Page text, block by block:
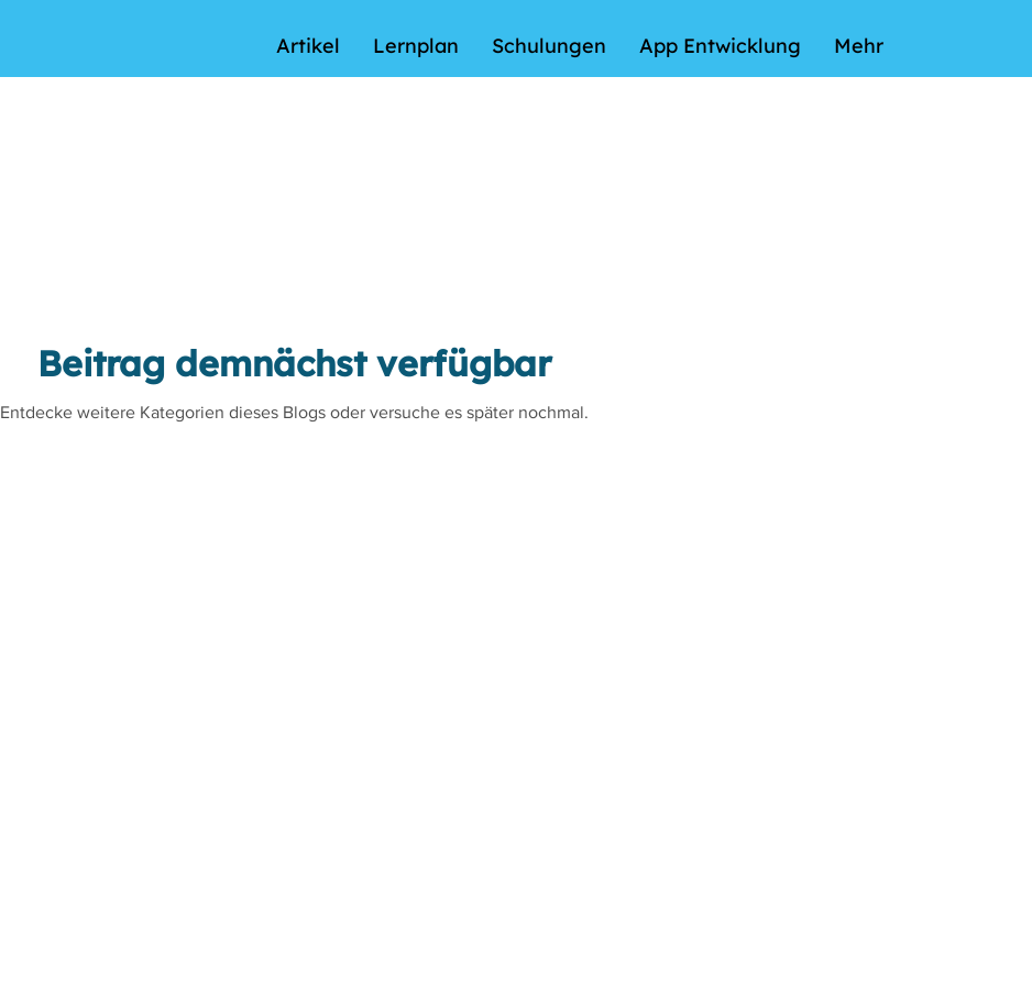
Artikel Lernplan Schulungen App Entwicklung Mehr
Beitrag demnächst verfügbar
Entdecke weitere Kategorien dieses Blogs oder versuche es später nochmal.